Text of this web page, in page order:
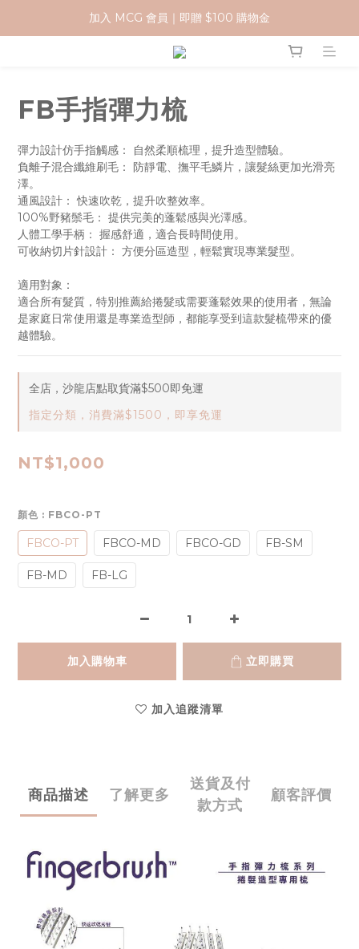
加入 MCG 會員｜即贈 $100 購物金
加入 MCG 會員｜即贈 $100 購物金
訂單成立後，2天內送達
加入 MCG 會員｜即贈 $100 購物金
FB手指彈力梳
彈力設計仿手指觸感： 自然柔順梳理，提升造型體驗。
負離子混合纖維刷毛： 防靜電、撫平毛鱗片，讓髮絲更加光滑亮
澤。
通風設計： 快速吹乾，提升吹整效率。
100%野豬鬃毛： 提供完美的蓬鬆感與光澤感。
人體工學手柄： 握感舒適，適合長時間使用。
可收納切片針設計： 方便分區造型，輕鬆實現專業髮型。
適用對象：
適合所有髮質，特別推薦給捲髮或需要蓬鬆效果的使用者，無論
是家庭日常使用還是專業造型師，都能享受到這款髮梳帶來的優
越體驗。
全店，沙龍店點取貨滿$500即免運
指定分類，消費滿$1500，即享免運
NT$1,000
顏色 : FBCO-PT
FBCO-PT FBCO-MD FBCO-GD FB-SM
FB-MD FB-LG
加入購物車 立即購買
加入追蹤清單
商品描述 了解更多
送貨及付
款方式
顧客評價